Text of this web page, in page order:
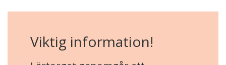
Viktig information!